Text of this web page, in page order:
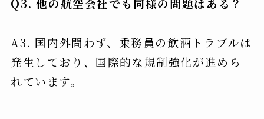
A3. 国内外問わず、乗務員の飲酒トラブルは
発生しており、国際的な規制強化が進めら
れています。